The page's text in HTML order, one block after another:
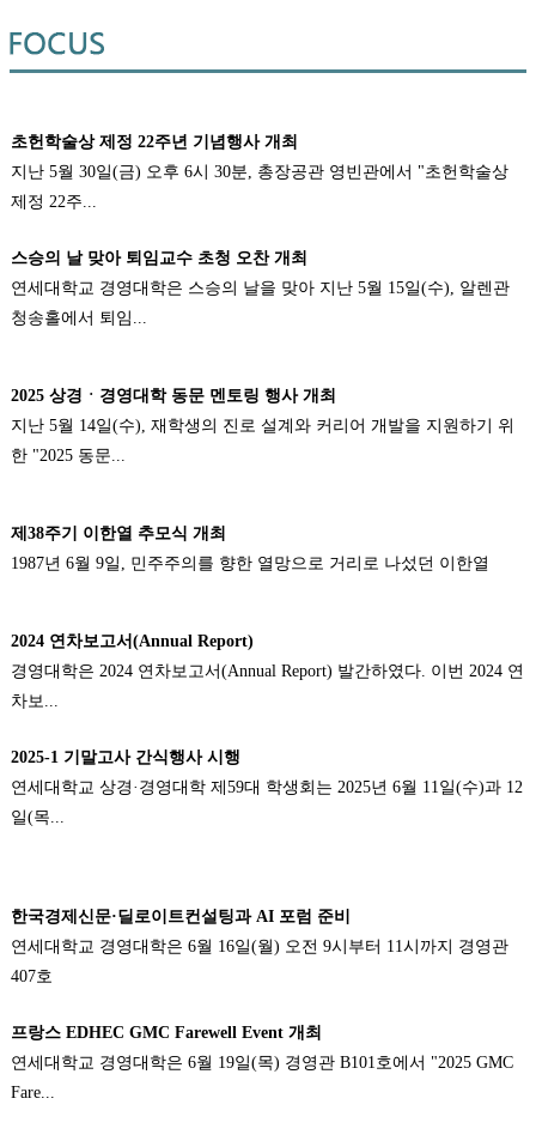
초헌학술상 제정 22주년 기념행사 개최
지난 5월 30일(금) 오후 6시 30분, 총장공관 영빈관에서 "초헌학술상
제정 22주...
스승의 날 맞아 퇴임교수 초청 오찬 개최
연세대학교 경영대학은 스승의 날을 맞아 지난 5월 15일(수), 알렌관
청송홀에서 퇴임...
2025 상경ㆍ경영대학 동문 멘토링 행사 개최
지난 5월 14일(수), 재학생의 진로 설계와 커리어 개발을 지원하기 위
한 "2025 동문...
제38주기 이한열 추모식 개최
1987년 6월 9일, 민주주의를 향한 열망으로 거리로 나섰던 이한열
2024 연차보고서(Annual Report)
경영대학은 2024 연차보고서(Annual Report) 발간하였다. 이번 2024 연
차보...
2025-1 기말고사 간식행사 시행
연세대학교 상경·경영대학 제59대 학생회는 2025년 6월 11일(수)과 12
일(목...
한국경제신문·딜로이트컨설팅과 AI 포럼 준비
연세대학교 경영대학은 6월 16일(월) 오전 9시부터 11시까지 경영관
407호
프랑스 EDHEC GMC Farewell Event 개최
연세대학교 경영대학은 6월 19일(목) 경영관 B101호에서 "2025 GMC
Fare...